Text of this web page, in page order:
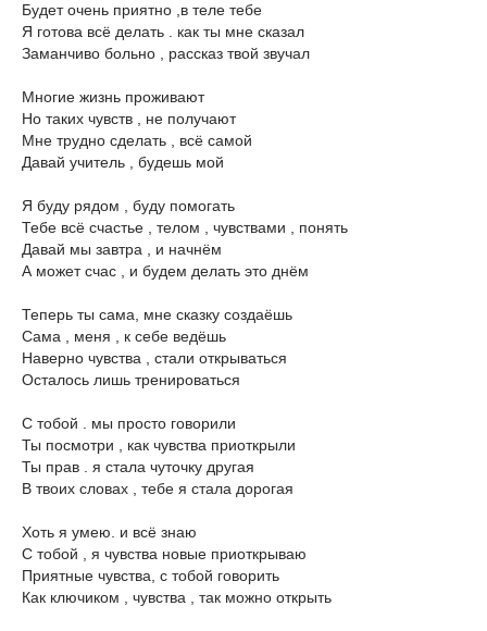
Будет очень приятно ,в теле тебе
Я готова всё делать . как ты мне сказал
Заманчиво больно , рассказ твой звучал
Многие жизнь проживают
Но таких чувств , не получают
Мне трудно сделать , всё самой
Давай учитель , будешь мой
Я буду рядом , буду помогать
Тебе всё счастье , телом , чувствами , понять
Давай мы завтра , и начнём
А может счас , и будем делать это днём
Теперь ты сама, мне сказку создаёшь
Сама , меня , к себе ведёшь
Наверно чувства , стали открываться
Осталось лишь тренироваться
С тобой . мы просто говорили
Ты посмотри , как чувства приоткрыли
Ты прав . я стала чуточку другая
В твоих словах , тебе я стала дорогая
Хоть я умею. и всё знаю
С тобой , я чувства новые приоткрываю
Приятные чувства, с тобой говорить
Как ключиком , чувства , так можно открыть